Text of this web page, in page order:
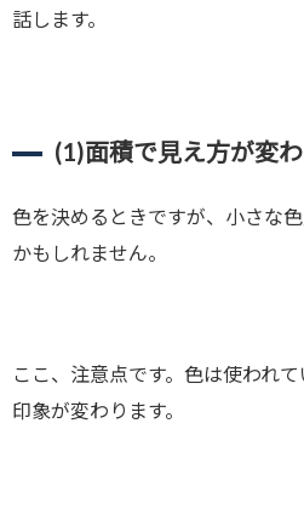
話します。
(1)面積で見え方が変
色を決めるときですが、小さな
かもしれません。
ここ、注意点です。色は使われ
印象が変わります。